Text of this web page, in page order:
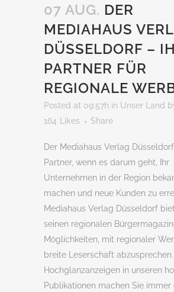
07 AUG. DER
MEDIAHAUS
DÜSSELDORF –
PARTNER FÜR
REGIONALE
Posted at 09:57h in Unser Land
164
Likes Share
Der Mediahaus Verlag
Partner, wenn es darum geht, Ihr
Unternehmen in der Region
machen und neue Kunden zu
Mediahaus Verlag Düsseldorf
seinen regionalen
Möglichkeiten, mit regionaler
breite Leserschaft
Hochglanzanzeigen in unseren
Publikationen machen Sie immer